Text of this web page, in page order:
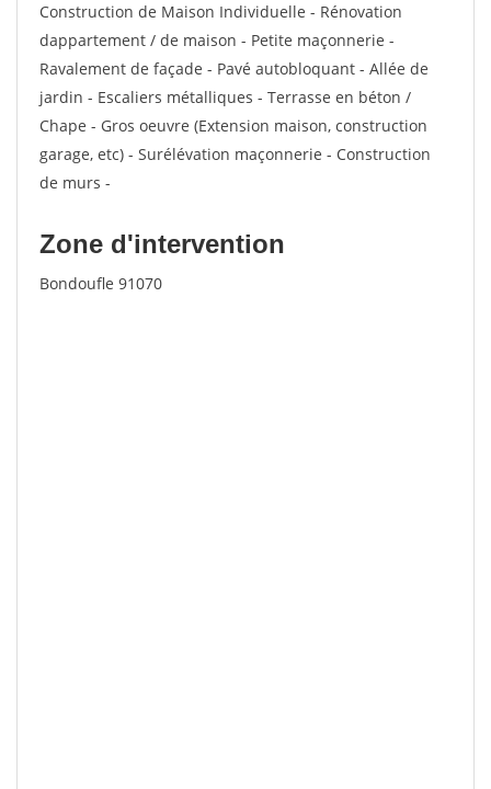
Construction de Maison Individuelle - Rénovation
dappartement / de maison - Petite maçonnerie -
Ravalement de façade - Pavé autobloquant - Allée de
jardin - Escaliers métalliques - Terrasse en béton /
Chape - Gros oeuvre (Extension maison, construction
garage, etc) - Surélévation maçonnerie - Construction
de murs -
Zone d'intervention
Bondoufle 91070